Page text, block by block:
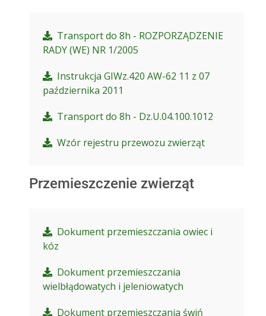
Transport do 8h - ROZPORZĄDZENIE
RADY (WE) NR 1/2005
Instrukcja GIWz.420 AW-62 11 z 07
października 2011
Transport do 8h - Dz.U.04.100.1012
Wzór rejestru przewozu zwierząt
Przemieszczenie zwierząt
Dokument przemieszczania owiec i
kóz
Dokument przemieszczania
wielbłądowatych i jeleniowatych
Dokument przemieszczania świń